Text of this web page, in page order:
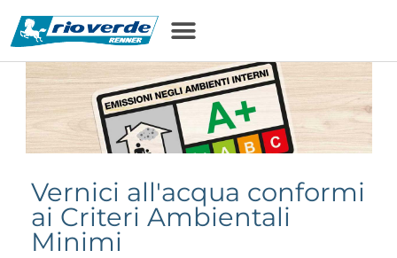
contenuto
Vernici all'acqua conformi
ai Criteri Ambientali
Minimi